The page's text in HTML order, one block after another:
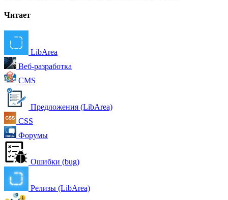
Читает
LibArea
Веб-разработка
CMS
Предложения (LibArea)
CSS
Форумы
Ошибки (bug)
Релизы (LibArea)